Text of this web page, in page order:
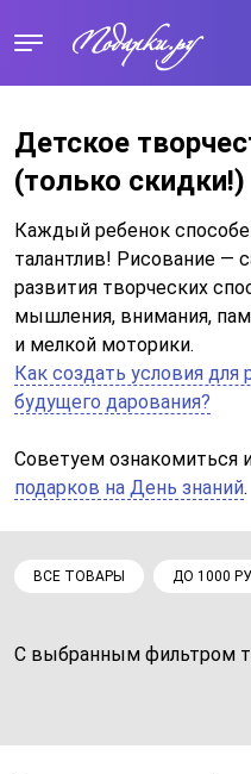
Детское
(только скидки!)
Каждый ребенок
талантлив! Рисование —
развития творческих
мышления, внимания,
и мелкой моторики.
Как создать условия для
будущего дарования?
Советуем ознакомиться
подарков на День знаний.
ВСЕ ТОВАРЫ ДО 1000
С выбранным фильтром